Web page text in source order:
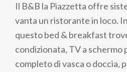
Il B&B la Piazzetta offre
vanta un ristorante in loco.
questo bed & breakfast
condizionata, TV a
completo di vasca o doccia,